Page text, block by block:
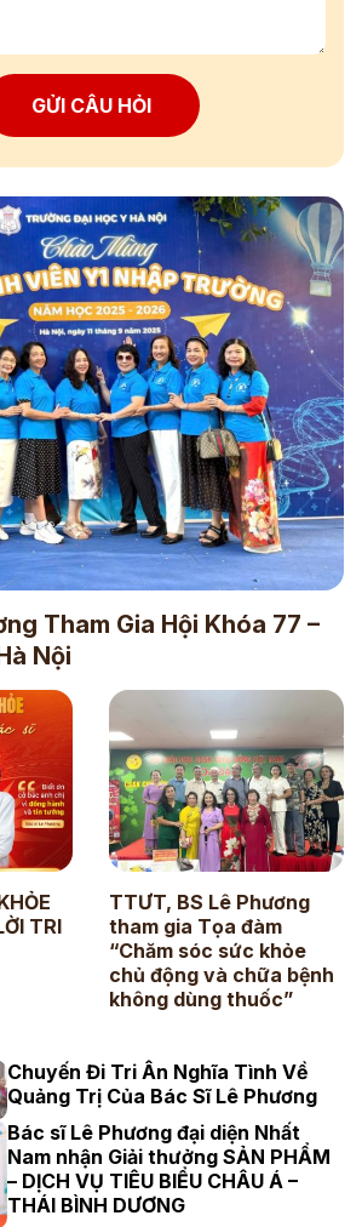
GỬI CÂU HỎI
Tham Gia Hội Khóa 77 –
Nội
TRI
TTƯT, BS Lê Phương
tham gia Tọa đàm
“Chăm sóc sức khỏe
chủ động và chữa bệnh
không dùng thuốc”
Chuyến Đi Tri Ân Nghĩa Tình Về
Quảng Trị Của Bác Sĩ Lê Phương
Bác sĩ Lê Phương đại diện Nhất
Nam nhận Giải thưởng SẢN PHẨM
– DỊCH VỤ TIÊU BIỂU CHÂU Á –
THÁI BÌNH DƯƠNG